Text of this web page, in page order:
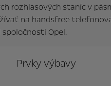
rozhlasových staníc v
na handsfree
spoločnosti Opel.
Prvky výbavy